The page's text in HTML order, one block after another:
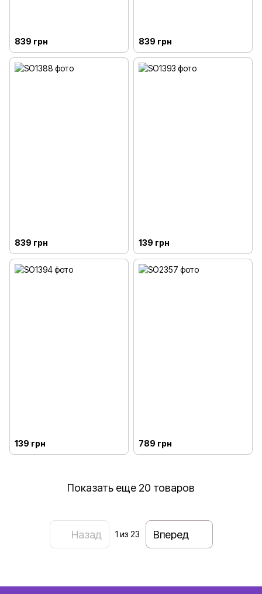
839 грн 839 грн
839 грн 139 грн
139 грн 789 грн
Показать еще 20 товаров
Назад 1 из 23 Вперед